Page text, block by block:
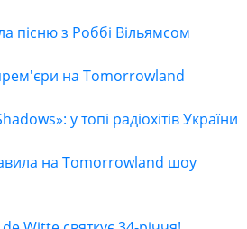
пісню з Роббі Вільямсом
прем'єри на Tomorrowland
у топі радіохітів України
на Tomorrowland шоу